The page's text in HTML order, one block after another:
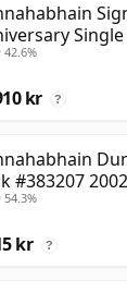
42.6%
kr ?
#383207
54.3%
kr ?